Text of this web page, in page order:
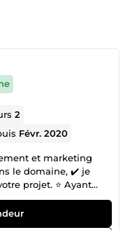
2
Févr. 2020
et marketing
le domaine, ✔️ je
projet. ⭐ Ayant
au début en tant
je vous propose
personnalisé.